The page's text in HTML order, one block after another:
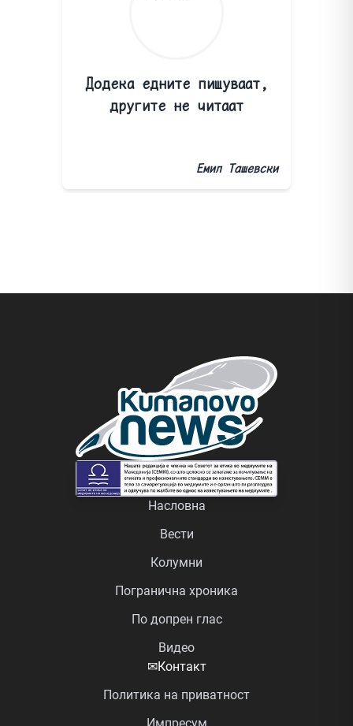
Додека едните пишуваат,
другите не читаат
Емил Ташевски
Насловна
Вести
Колумни
Погранична хроника
По допрен глас
Видео
✉Контакт
Политика на приватност